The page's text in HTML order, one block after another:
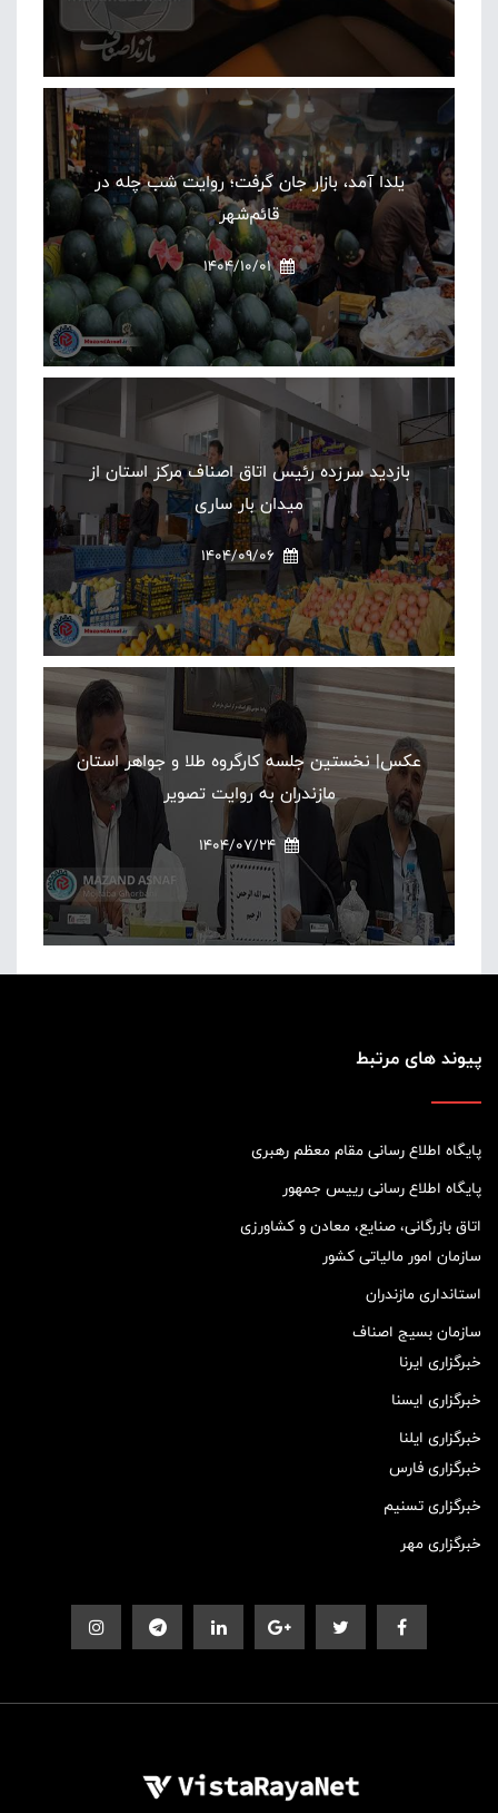
یلدا آمد، بازار جان گرفت؛ روایت شب چله در
قائم‌شهر
1404/10/01
بازدید سرزده رئیس اتاق اصناف مرکز استان از
میدان بار ساری
1404/09/06
عکس| نخستین جلسه کارگروه طلا و جواهر استان
مازندران به روایت تصویر
1404/07/24
پیوند های مرتبط
پایگاه اطلاع رسانی مقام معظم رهبری
پایگاه اطلاع رسانی رییس جمهور
اتاق بازرگانی، صنایع، معادن و کشاورزی
سازمان امور مالیاتی کشور
استانداری مازندران
سازمان بسیج اصناف
خبرگزاری ایرنا
خبرگزاری ایسنا
خبرگزاری ایلنا
خبرگزاری فارس
خبرگزاری تسنیم
خبرگزاری مهر